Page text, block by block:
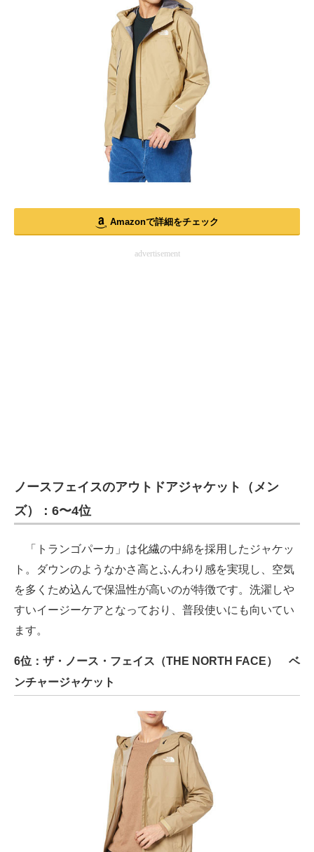
Amazonで詳細をチェック
advertisement
ノースフェイスのアウトドアジャケット（メン
ズ）：6〜4位
「トランゴパーカ」は化繊の中綿を採用したジャケッ
ト。ダウンのようなかさ高とふんわり感を実現し、空気
を多くため込んで保温性が高いのが特徴です。洗濯しや
すいイージーケアとなっており、普段使いにも向いてい
ます。
6位：ザ・ノース・フェイス（THE NORTH FACE） ベ
ンチャージャケット